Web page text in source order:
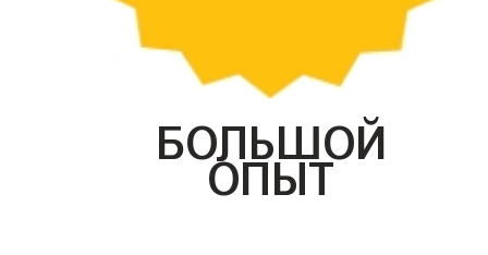
БОЛЬШОЙ
ОПЫТ